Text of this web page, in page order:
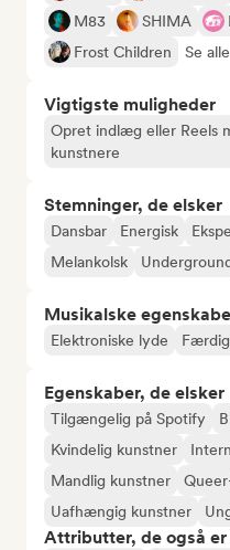
M83
SHIMA
Frost Children
Se
Vigtigste muligheder
Opret indlæg eller Reels
kunstnere
Stemninger, de elsker
Dansbar Energisk
Melankolsk
Musikalske
Elektroniske lyde
Egenskaber, de elsker
Tilgængelig på Spotify
Kvindelig kunstner
Mandlig kunstner
Uafhængig kunstner
Attributter, de også